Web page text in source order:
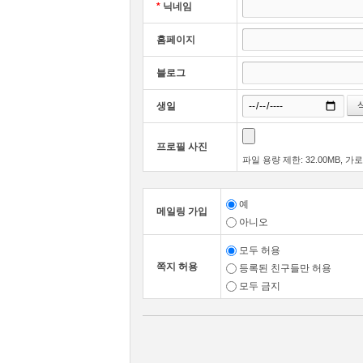
① 회사는 컴퓨터 등 정보통신설비의 보수점검,
② 제1항에 의한 서비스 중단의 경우에는 회사
③ 회사는 제1항의 사유로 서비스의 제공이
에는 그러하지 아니합니다.
[제2장 회원가입계약]
② 회사는 제1항과 같이 회원으로 가입할 것을
가입신청자가 이 약관 제7조 제3항에 의하여
회원제 서비스 이용에 따른 본인확인 , 개인 식
연령확인 , 불만처리 등 민원처리 , 고지사항 전
– 마케팅 및 광고에 활용
– 이벤트 등 광고성 정보 전달 , 접속 빈도 파악
원칙적으로, 개인정보 수집 및 이용목적이 달
아래의 이유로 명시한 기간 동안 보존합니다.
– 보존 항목 : 이름 , 생년월일 , 로그인ID , 비
※ 기타 관계법령의 규정에 의하여 보존할 필
3.동의거부 권리알림
개인정보 제공 동의 거부 시에는 홈페이지 서비
* 닉네임
홈페이지
블로그
생일
프로필 사진
파일 용량 제한: 32.00MB, 가
메일링 가입
예
아니오
쪽지 허용
모두 허용
등록된 친구들만 허용
모두 금지